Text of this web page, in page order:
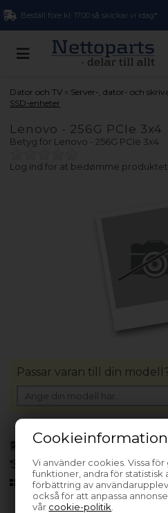
Cookieinformation
Vi använder cookies. Vissa
funktioner, andra för statistisk
förbättring av
också för att anpassa
vår cookie-politik
Beställ före kl. 17.00 så skickar vi idag*
Dator och TV » Server-, dator- och
SSD-enheter
Lenovo - 256G PCIe 3x4
Betyg för Lenovo - 256G PCIe 3x4
Log ind for at bedømme produktet
Finns i lager(Lev. 1-3
30 dagars returrätt
Sedan 2006
Passar varan till din